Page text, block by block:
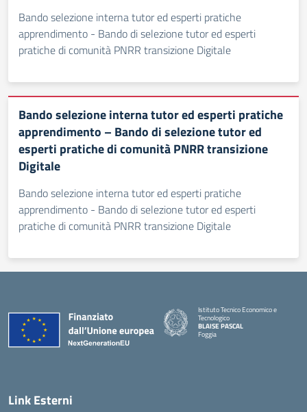
Bando selezione interna tutor ed esperti pratiche
apprendimento - Bando di selezione tutor ed esperti
pratiche di comunità PNRR transizione Digitale
Bando selezione interna tutor ed esperti pratiche
apprendimento – Bando di selezione tutor ed
esperti pratiche di comunità PNRR transizione
Digitale
Bando selezione interna tutor ed esperti pratiche
apprendimento - Bando di selezione tutor ed esperti
pratiche di comunità PNRR transizione Digitale
Istituto Tecnico Economico e
Tecnologico
BLAISE PASCAL
Foggia
— Visita la pagina iniziale della scuola
Link Esterni